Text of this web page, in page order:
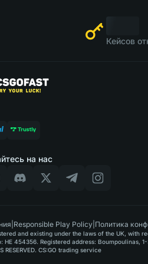
Кейсов
на нас
Responsible Play Policy Политика
and existing under the laws of the UK, with
HE 454356. Registered address: Boumpoulinas,
RESERVED. CS:GO trading service